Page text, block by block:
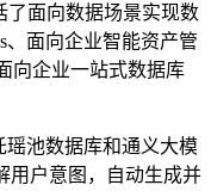
了面向数据场景实现数
、面向企业智能资产管
向企业一站式数据库
瑶池数据库和通义大模
用户意图，自动生成并